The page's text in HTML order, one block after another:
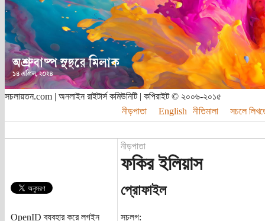
সচলায়তন.com | অনলাইন রাইটার্স কমিউনিটি | কপিরাইট © ২০০৬-২০১৫
নীড়পাতা
English নীতিমালা সচলে
OpenID ব্যবহার করে লগইন
নীড়পাতা
ফকির ইলিয়াস
প্রোফাইল
সচলগ: